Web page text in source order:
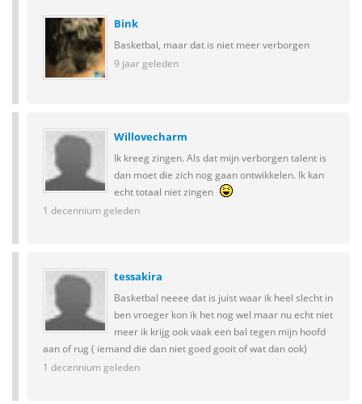
Bink
Basketbal, maar dat is niet meer verborgen
9 jaar geleden
Willovecharm
Ik kreeg zingen. Als dat mijn verborgen talent is
dan moet die zich nog gaan ontwikkelen. Ik kan
echt totaal niet zingen
1 decennium geleden
tessakira
Basketbal neeee dat is juist waar ik heel slecht in
ben vroeger kon ik het nog wel maar nu echt niet
meer ik krijg ook vaak een bal tegen mijn hoofd
aan of rug ( iemand die dan niet goed gooit of wat dan ook)
1 decennium geleden